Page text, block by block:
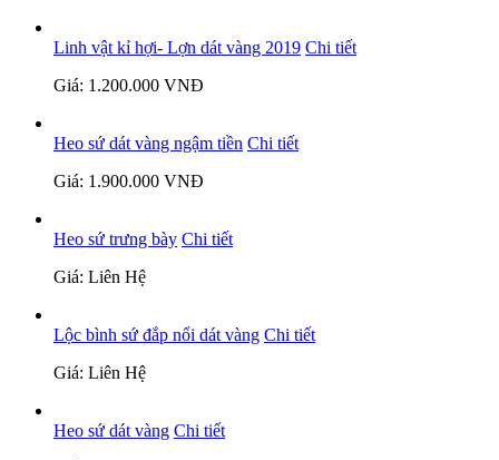
Linh vật kỉ hợi- Lợn dát vàng 2019 Chi tiết
Giá: 1.200.000 VNĐ
Heo sứ dát vàng ngậm tiền Chi tiết
Giá: 1.900.000 VNĐ
Heo sứ trưng bày Chi tiết
Giá: Liên Hệ
Lộc bình sứ đắp nổi dát vàng Chi tiết
Giá: Liên Hệ
Heo sứ dát vàng Chi tiết